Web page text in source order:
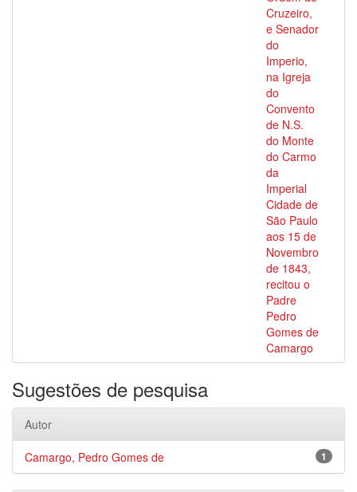
Cruzeiro,
e Senador
do
Imperio,
na Igreja
do
Convento
de N.S.
do Monte
do Carmo
da
Imperial
Cidade de
São Paulo
aos 15 de
Novembro
de 1843,
recitou o
Padre
Pedro
Gomes de
Camargo
Sugestões de pesquisa
Autor
1
Camargo, Pedro Gomes de